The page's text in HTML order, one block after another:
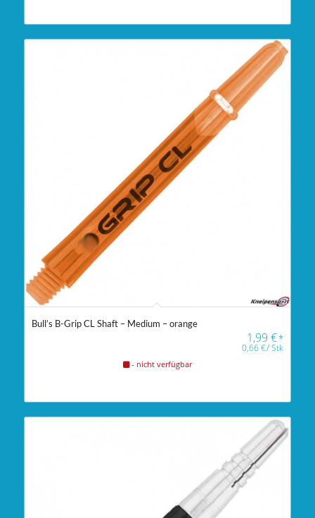
Bull’s B-Grip CL Shaft – Medium – orange
1,99€*
0,66€/Stk
- nicht verfügbar